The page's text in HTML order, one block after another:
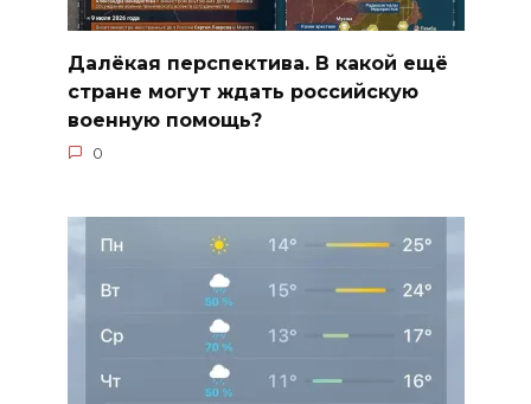
Далёкая перспектива. В какой ещё
стране могут ждать российскую
военную помощь?
0